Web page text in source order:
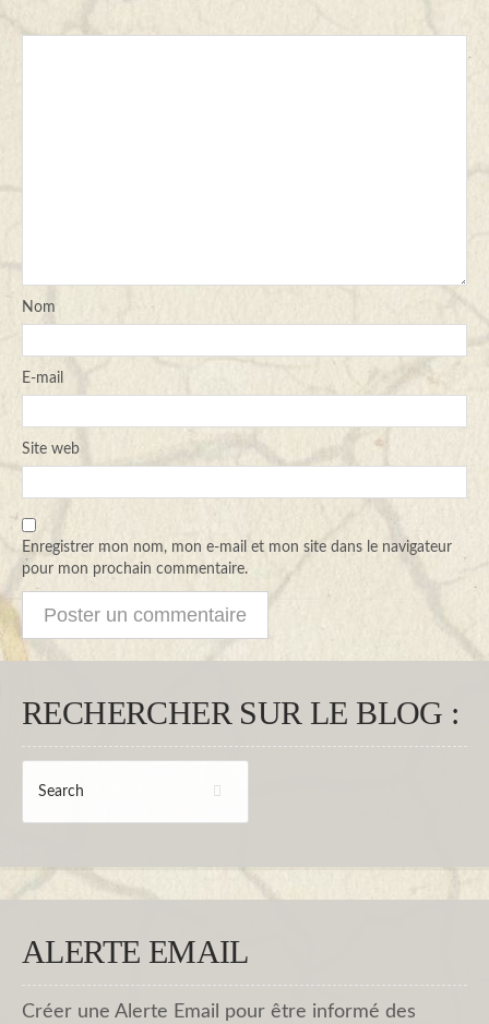
Nom
E-mail
Site web
Enregistrer mon nom, mon e-mail et mon site dans le navigateur
pour mon prochain commentaire.
RECHERCHER SUR LE BLOG :
ALERTE EMAIL
Créer une Alerte Email pour être informé des